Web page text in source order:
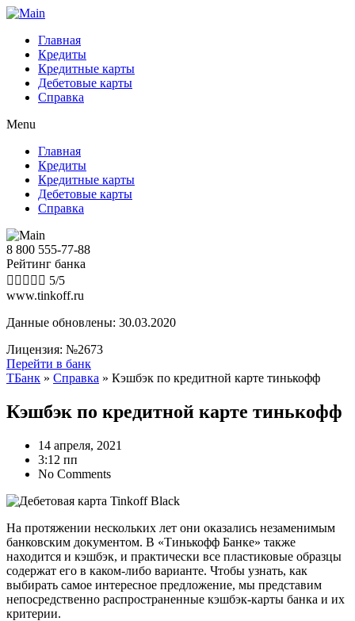
Главная
Кредиты
Кредитные карты
Дебетовые карты
Справка
Menu
Главная
Кредиты
Кредитные карты
Дебетовые карты
Справка
8 800 555-77-88
Рейтинг банка
     5/5
www.tinkoff.ru
Данные обновлены: 30.03.2020
Лицензия: №2673
Перейти в банк
ТБанк » Справка » Кэшбэк по кредитной карте тинькофф
Кэшбэк по кредитной карте тинькофф
14 апреля, 2021
3:12 пп
No Comments
На протяжении нескольких лет они оказались незаменимым
банковским документом. В «Тинькофф Банке» также
находится и кэшбэк, и практически все пластиковые образцы
содержат его в каком-либо варианте. Чтобы узнать, как
выбирать самое интересное предложение, мы представим
непосредственно распространенные кэшбэк-карты банка и их
критерии.